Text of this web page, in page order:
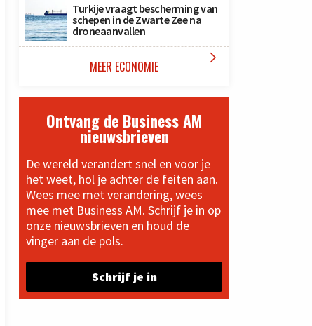
Turkije vraagt bescherming van
schepen in de Zwarte Zee na
droneaanvallen
MEER ECONOMIE 
Ontvang de Business AM
nieuwsbrieven
De wereld verandert snel en voor je
het weet, hol je achter de feiten aan.
Wees mee met verandering, wees
mee met Business AM. Schrijf je in op
onze nieuwsbrieven en houd de
vinger aan de pols.
Schrijf je in